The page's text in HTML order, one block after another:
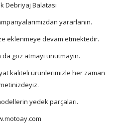
Debriyaj Balatası
yararlanın.
eklenmeye devam etmektedir.
da göz atmayı unutmayın.
kaliteli ürünlerimizle her zaman
yedek parçaları.